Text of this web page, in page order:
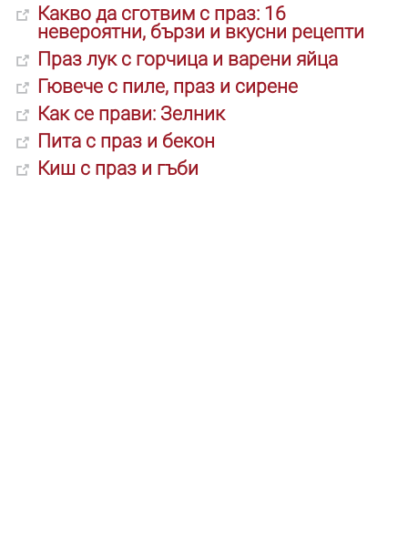
Какво да сготвим с праз: 16
невероятни, бързи и вкусни рецепти
Праз лук с горчица и варени яйца
Гювече с пиле, праз и сирене
Как се прави: Зелник
Пита с праз и бекон
Киш с праз и гъби